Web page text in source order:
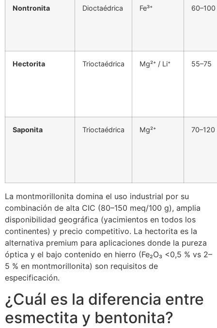
Nontronita Dioctaédrica Fe³⁺ 60–100
Hectorita Trioctaédrica Mg²⁺ / Li⁺ 55–75
Saponita Trioctaédrica Mg²⁺ 70–120
La montmorillonita domina el uso industrial por su
combinación de alta CIC (80–150 meq/100 g), amplia
disponibilidad geográfica (yacimientos en todos los
continentes) y precio competitivo. La hectorita es la
alternativa premium para aplicaciones donde la pureza
óptica y el bajo contenido en hierro (Fe₂O₃ <0,5 % vs 2–
5 % en montmorillonita) son requisitos de
especificación.
¿Cuál es la diferencia entre
esmectita y bentonita?